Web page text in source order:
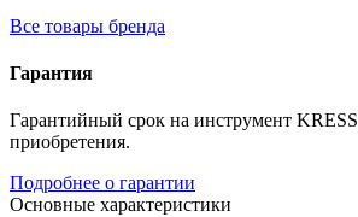
Все товары бренда
Гарантия
Гарантийный срок на инструмент KRESS
приобретения.
Подробнее о гарантии
Основные характеристики